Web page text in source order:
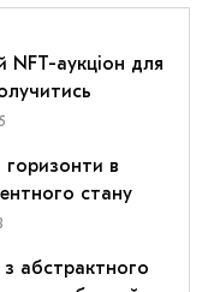
NFT-аукціон для
горизонти в
стану
з абстрактного